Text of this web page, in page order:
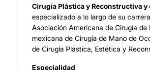
Cirugía Plástica y Reconstructiva y
especializado a lo largo de su
Asociación Americana de Cirugía
mexicana de Cirugía de Mano de
de Cirugía Plástica, Estética y
Especialidad